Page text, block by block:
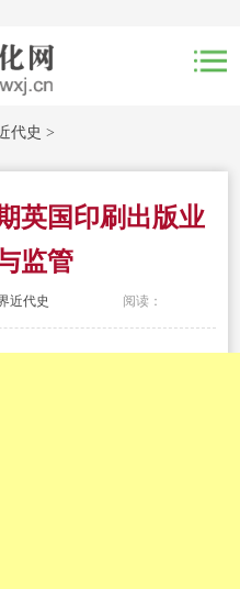
代史 >
英国印刷出版业
监管
近代史 阅读：